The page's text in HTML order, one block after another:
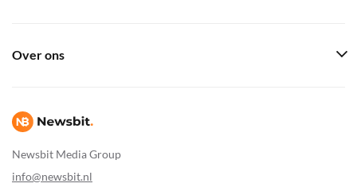
Newsbit Media Group
info@newsbit.nl
Over ons